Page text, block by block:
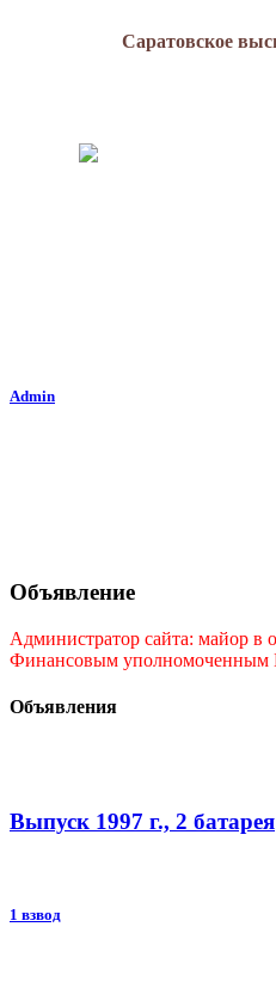
Саратовское
Admin
Объявление
Администратор сайта: майор в
Финансовым уполномоченным
Объявления
Выпуск 1997 г., 2 батарея
1 взвод